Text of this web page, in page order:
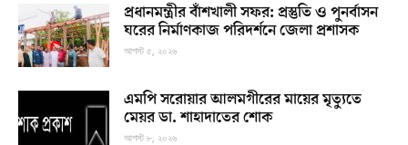
প্রধানমন্ত্রীর বাঁশখালী সফর: প্রস্তুতি ও পুনর্বাসন
ঘরের নির্মাণকাজ পরিদর্শনে জেলা প্রশাসক
আগস্ট ৫, ২০২৬
এমপি সরোয়ার আলমগীরের মায়ের মৃত্যুতে
মেয়র ডা. শাহাদাতের শোক
আগস্ট ৮, ২০২৬